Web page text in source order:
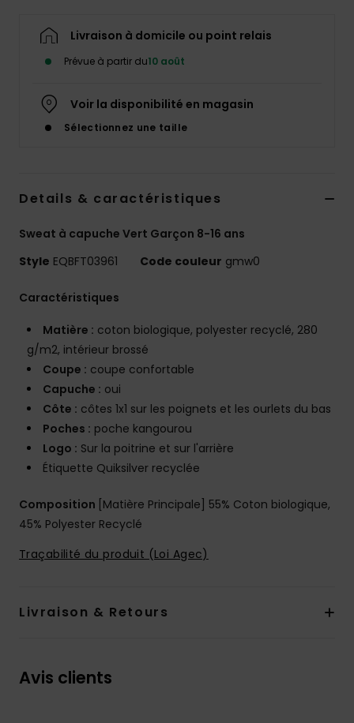
Livraison à domicile ou point relais
Prévue à partir du10 août
Voir la disponibilité en magasin
Sélectionnez une taille
Details & caractéristiques
Sweat à capuche Vert Garçon 8-16 ans
Style EQBFT03961 Code couleur gmw0
Caractéristiques
Matière : coton biologique, polyester recyclé, 280
g/m2, intérieur brossé
Coupe : coupe confortable
Capuche : oui
Côte : côtes 1x1 sur les poignets et les ourlets du bas
Poches : poche kangourou
Logo : Sur la poitrine et sur l'arrière
Étiquette Quiksilver recyclée
Composition [Matière Principale] 55% Coton biologique,
45% Polyester Recyclé
Traçabilité du produit (Loi Agec)
Livraison & Retours
Avis clients